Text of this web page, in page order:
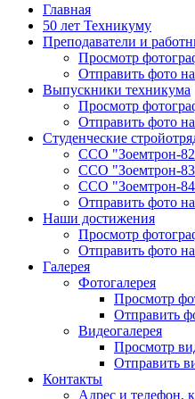
Главная
50 лет Техникуму
Преподаватели и
Просмотр
Отправить фото
Выпускники техникума
Просмотр
Отправить фото
Студенческие
ССО "Зоемтрон-
ССО "Зоемтрон-
ССО "Зоемтрон-
Отправить фото
Наши достижения
Просмотр
Отправить фото
Галерея
Фотогалерея
Просмотр
Отправить
Видеогалерея
Просмотр
Отправить
Контакты
Адрес и телефон,